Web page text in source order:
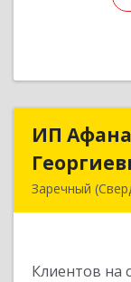
ИП
Заречный
Клиентов на